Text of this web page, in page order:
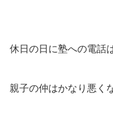
休日の日に塾への電話
親子の仲はかなり悪く